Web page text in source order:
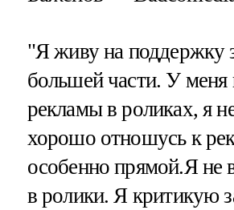
"Я живу на поддержку
большей части. У меня
рекламы в роликах, я
хорошо отношусь к
особенно прямой.Я не
в ролики. Я критикую